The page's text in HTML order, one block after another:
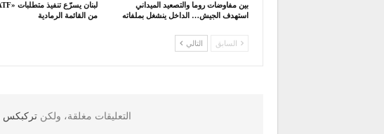
بين مفاوضات روما والتصعيد الميداني
استهدف الجيش… الداخل ينشغل بملفاته
من القائمة الرمادية
السابق التالي
التعليقات مغلقة، ولكنتركبكس